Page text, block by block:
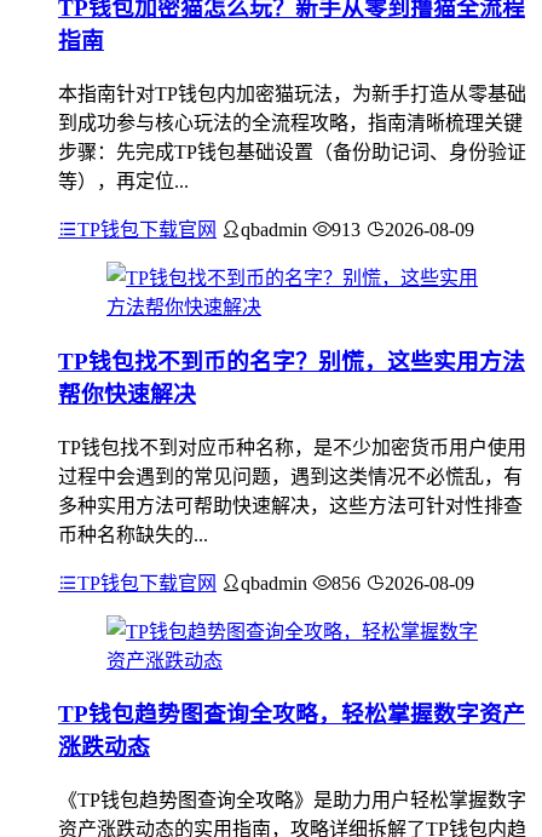
TP钱包加密猫怎么玩？新手从零到撸猫全流程
指南
本指南针对TP钱包内加密猫玩法，为新手打造从零基础
到成功参与核心玩法的全流程攻略，指南清晰梳理关键
步骤：先完成TP钱包基础设置（备份助记词、身份验证
等），再定位...
TP钱包下载官网 qbadmin 913 2026-08-09
TP钱包找不到币的名字？别慌，这些实用方法
帮你快速解决
TP钱包找不到对应币种名称，是不少加密货币用户使用
过程中会遇到的常见问题，遇到这类情况不必慌乱，有
多种实用方法可帮助快速解决，这些方法可针对性排查
币种名称缺失的...
TP钱包下载官网 qbadmin 856 2026-08-09
TP钱包趋势图查询全攻略，轻松掌握数字资产
涨跌动态
《TP钱包趋势图查询全攻略》是助力用户轻松掌握数字
资产涨跌动态的实用指南，攻略详细拆解了TP钱包内趋